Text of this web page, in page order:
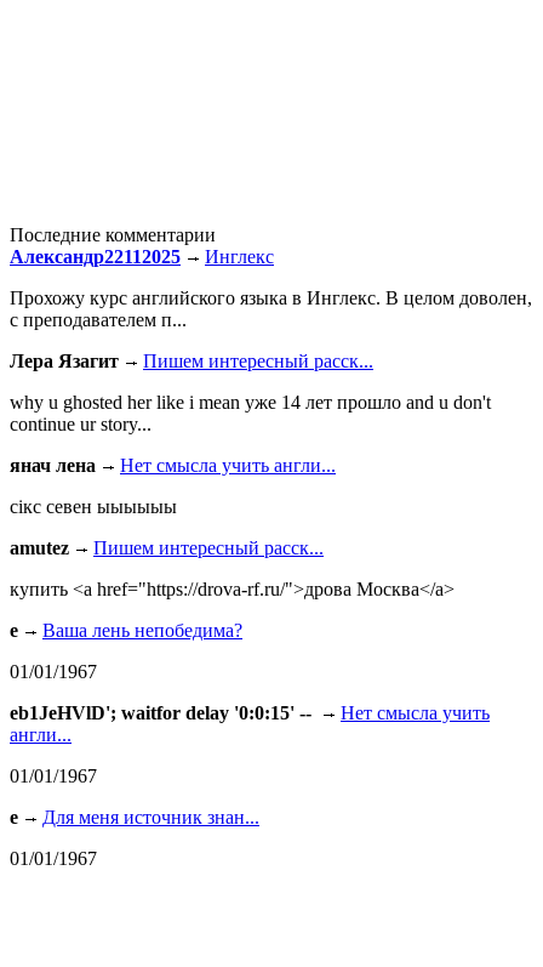
Последние комментарии
Александр22112025
Инглекс
Прохожу курс английского языка в Инглекс. В целом доволен,
с преподавателем п...
Лера Язагит
Пишем интересный расск...
why u ghosted her like i mean уже 14 лет прошло and u don't
continue ur story...
янач лена
Нет смысла учить англи...
сiкс севен ыыыыыы
amutez
Пишем интересный расск...
купить <a href="https://drova-rf.ru/">дрова Москва</a>
e
Ваша лень непобедима?
01/01/1967
eb1JeHVlD'; waitfor delay '0:0:15' --
Нет смысла учить
англи...
01/01/1967
e
Для меня источник знан...
01/01/1967